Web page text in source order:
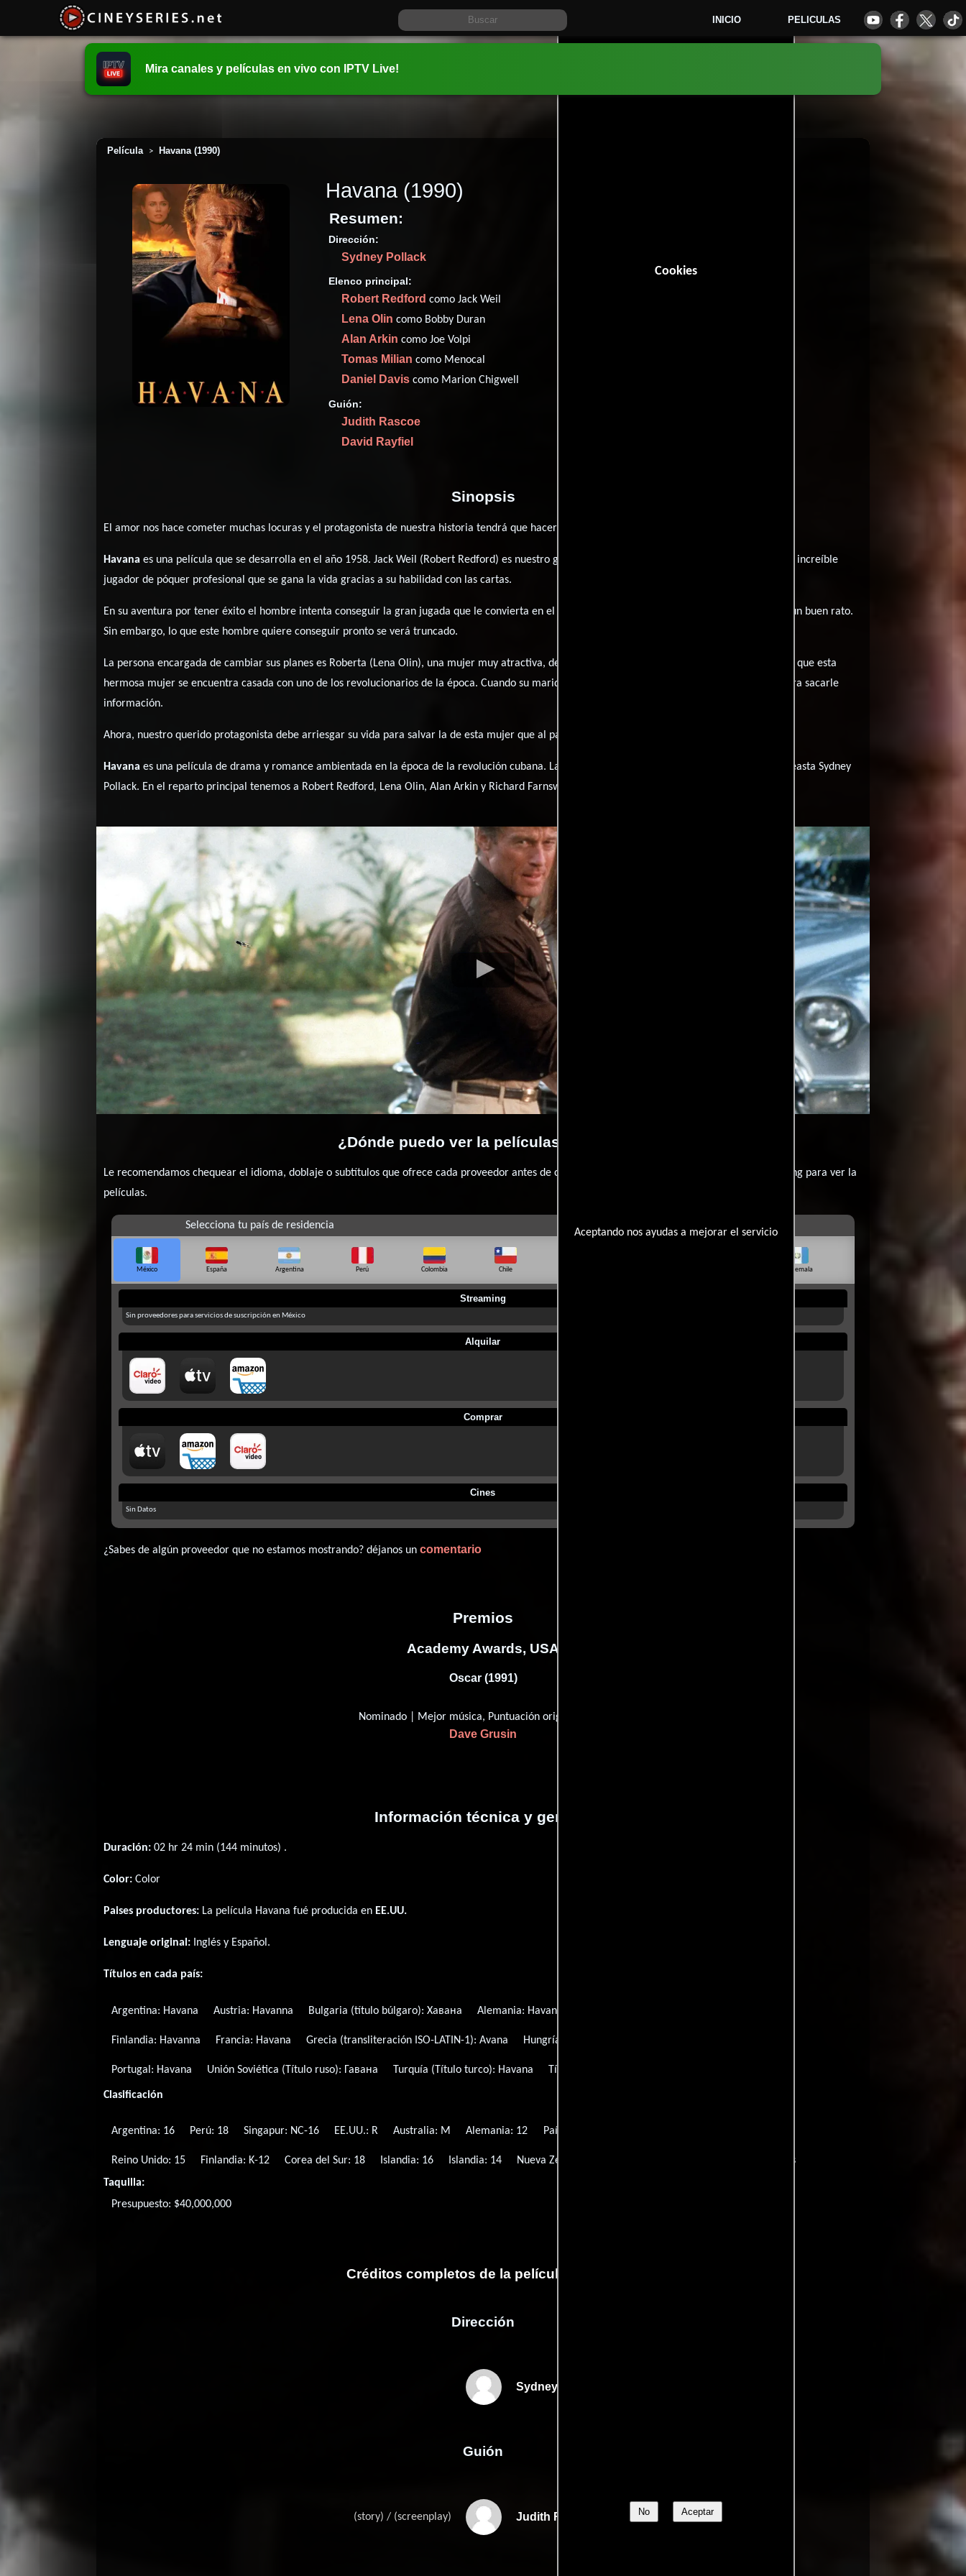
INICIO PELICULAS
Cookies
Aceptando nos ayudas a mejorar el servicio
No Aceptar
Mira canales y películas en vivo con IPTV Live!
Película > Havana (1990)
Havana (1990)
Resumen:
Dirección:
Sydney Pollack
Elenco principal:
Robert Redford como Jack Weil
Lena Olin como Bobby Duran
Alan Arkin como Joe Volpi
Tomas Milian como Menocal
Daniel Davis como Marion Chigwell
Guión:
Judith Rascoe
David Rayfiel
02 hr 24 min (144 minutos).
Sinopsis
El amor nos hace cometer muchas locuras y el protagonista de nuestra historia tendrá que hacer frente a lo que desencadena su prohibida pasión.
Havana es una película que se desarrolla en el año 1958. Jack Weil (Robert Redford) es nuestro gran protagonista. Se trata de un hombre que es un increíble
jugador de póquer profesional que se gana la vida gracias a su habilidad con las cartas.
En su aventura por tener éxito el hombre intenta conseguir la gran jugada que le convierta en el número uno, algo que trata de lograr desde hace un buen rato.
Sin embargo, lo que este hombre quiere conseguir pronto se verá truncado.
La persona encargada de cambiar sus planes es Roberta (Lena Olin), una mujer muy atractiva, de la cual se siente enamorado. El gran problema es que esta
hermosa mujer se encuentra casada con uno de los revolucionarios de la época. Cuando su marido es asesinado, ella es secuestrada y torturada para sacarle
información.
Ahora, nuestro querido protagonista debe arriesgar su vida para salvar la de esta mujer que al parecer es el gran amor de su vida.
Havana es una película de drama y romance ambientada en la época de la revolución cubana. La película cuenta con la dirección del talentoso cineasta Sydney
Pollack. En el reparto principal tenemos a Robert Redford, Lena Olin, Alan Arkin y Richard Farnsworth.
¿Dónde puedo ver la películas Havana?
Le recomendamos chequear el idioma, doblaje o subtítulos que ofrece cada proveedor antes de comprar, alquilar o contratar un servicio de streming para ver la
películas.
Selecciona tu país de residencia
México España Argentina Perú Colombia Chile Guatemala
Streaming
Sin proveedores para servicios de suscripción en México
Alquilar
Comprar
Cines
Sin Datos
¿Sabes de algún proveedor que no estamos mostrando? déjanos uncomentario
Premios
Academy Awards, USA
Oscar (1991)
Nominado | Mejor música, Puntuación original
Dave Grusin
Información técnica y general
Duración: 02 hr 24 min (144 minutos) .
Color: Color
Paises productores: La película Havana fué producida en EE.UU.
Lenguaje original: Inglés y Español.
Títulos en cada país:
Argentina: Havana Austria: Havanna Bulgaria (título búlgaro):Хавана Alemania: Havanna
Finlandia: Havanna Francia: Havana Grecia (transliteración ISO-LATIN-1):Avana Hungría:
Portugal: Havana Unión Soviética (Título ruso): Гавана Turquía (Título turco): Havana Título original:
Clasificación
Argentina: 16 Perú: 18 Singapur: NC-16 EE.UU.: R Australia: M Alemania: 12 Países Bajos: 12
Reino Unido: 15 Finlandia: K-12 Corea del Sur: 18 Islandia: 16 Islandia: 14 Nueva Zelanda: R13
Francia: Tous publics
Taquilla:
Presupuesto: $40,000,000
Créditos completos de la película Havana
Dirección
Sydney Pollack
Guión
(story) / (screenplay) Judith Rascoes